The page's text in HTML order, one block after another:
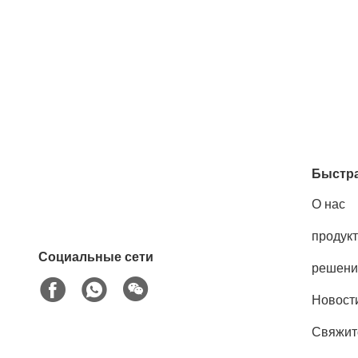
Социальные сети
О нас